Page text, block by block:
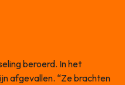
beroerd. In het
afgevallen. “Ze brachten